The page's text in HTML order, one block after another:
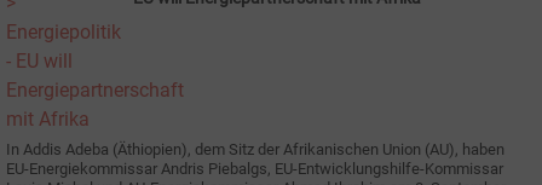
In Addis Adeba (Äthiopien), dem Sitz der Afrikanischen Union (AU), haben
EU-Energiekommissar Andris Piebalgs, EU-Entwicklungshilfe-Kommissar